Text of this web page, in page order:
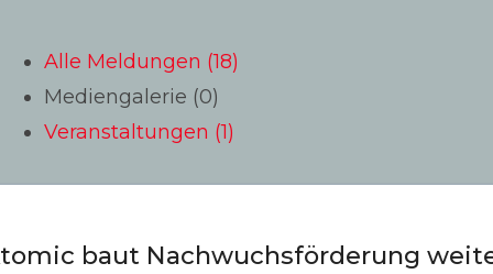
Alle Meldungen (18)
Mediengalerie (0)
Veranstaltungen (1)
baut Nachwuchsförderung